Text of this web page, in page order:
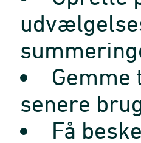
senere
Få